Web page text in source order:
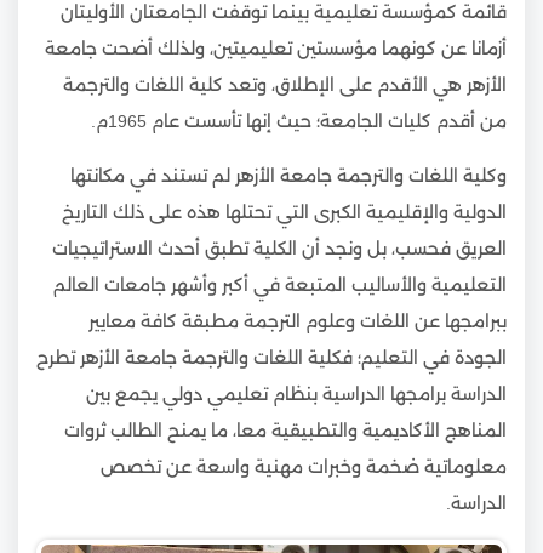
قائمة كمؤسسة تعليمية بينما توقفت الجامعتان الأوليتان
أزمانا عن كونهما مؤسستين تعليميتين، ولذلك أضحت جامعة
الأزهر هي الأقدم على الإطلاق، وتعد كلية اللغات والترجمة
من أقدم كليات الجامعة؛ حيث إنها تأسست عام 1965م.
وكلية اللغات والترجمة جامعة الأزهر لم تستند في مكانتها
الدولية والإقليمية الكبرى التي تحتلها هذه على ذلك التاريخ
العريق فحسب، بل ونجد أن الكلية تطبق أحدث الاستراتيجيات
التعليمية والأساليب المتبعة في أكبر وأشهر جامعات العالم
ببرامجها عن اللغات وعلوم الترجمة مطبقة كافة معايير
الجودة في التعليم؛ فكلية اللغات والترجمة جامعة الأزهر تطرح
الدراسة برامجها الدراسية بنظام تعليمي دولي يجمع بين
المناهج الأكاديمية والتطبيقية معا، ما يمنح الطالب ثروات
معلوماتية ضخمة وخبرات مهنية واسعة عن تخصص
الدراسة.